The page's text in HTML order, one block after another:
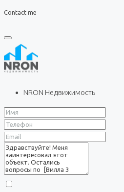
Contact me
NRON Недвижимость